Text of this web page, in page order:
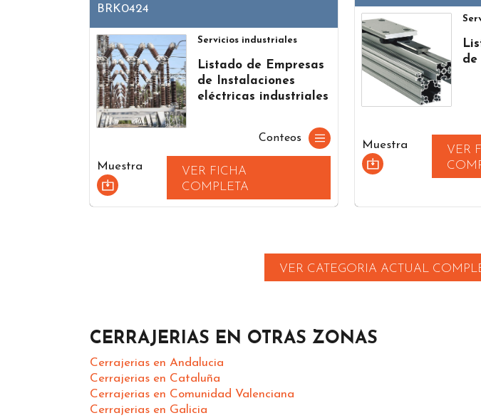
BRK0424
Servicios industriales
Listado de Empresas
de Instalaciones
eléctricas industriales
Conteos
Muestra
VER FICHA
COMPLETA
de
Muestra
VER
VER CATEGORIA ACTUAL
CERRAJERIAS EN OTRAS ZONAS
Cerrajerias en Andalucia
Cerrajerias en Cataluña
Cerrajerias en Comunidad Valenciana
Cerrajerias en Galicia